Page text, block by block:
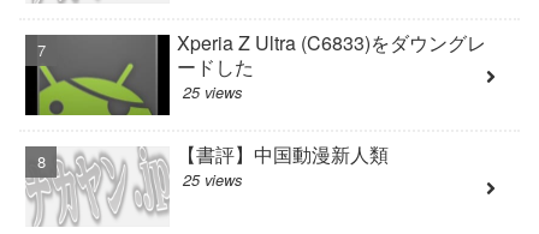
Xperia Z Ultra (C6833)をダウングレ
ードした
25 views
【書評】中国動漫新人類
25 views